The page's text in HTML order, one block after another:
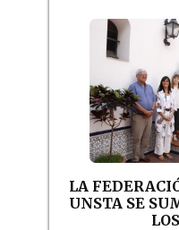
LA
UNSTA SE